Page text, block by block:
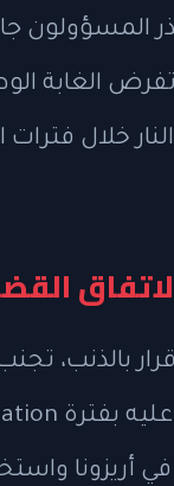
2025، حذر
خلال
في أريزونا